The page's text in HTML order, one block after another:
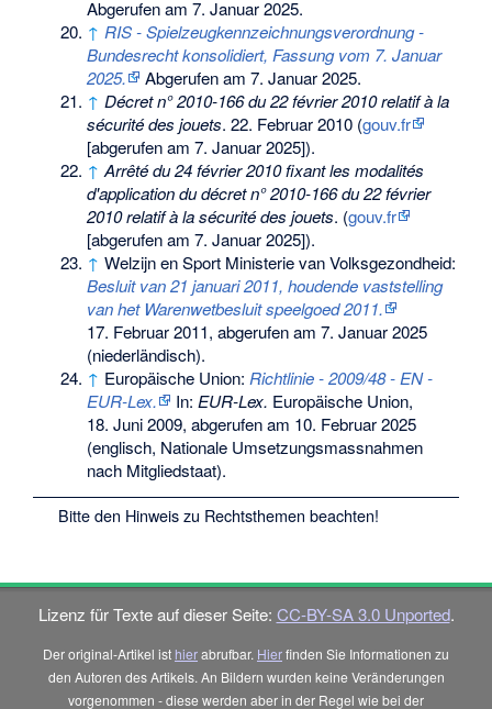
Abgerufen am 7. Januar 2025.
↑ RIS - Spielzeugkennzeichnungsverordnung -
Bundesrecht konsolidiert, Fassung vom 7. Januar
2025.
Abgerufen am 7. Januar 2025.
↑ Décret n° 2010-166 du 22 février 2010 relatif à la
sécurité des jouets. 22. Februar 2010 (gouv.fr
[abgerufen am 7. Januar 2025]).
↑ Arrêté du 24 février 2010 fixant les modalités
d'application du décret n° 2010-166 du 22 février
2010 relatif à la sécurité des jouets. (gouv.fr
[abgerufen am 7. Januar 2025]).
↑ Welzijn en Sport Ministerie van Volksgezondheid:
Besluit van 21 januari 2011, houdende vaststelling
van het Warenwetbesluit speelgoed 2011.
17. Februar 2011, abgerufen am 7. Januar 2025
(niederländisch).
↑ Europäische Union: Richtlinie - 2009/48 - EN -
EUR-Lex.
In: EUR-Lex. Europäische Union,
18. Juni 2009, abgerufen am 10. Februar 2025
(englisch, Nationale Umsetzungsmassnahmen
nach Mitgliedstaat).
Bitte den Hinweis zu Rechtsthemen beachten!
Lizenz für Texte auf dieser Seite: CC-BY-SA 3.0 Unported.
Der original-Artikel ist hierabrufbar. Hierfinden Sie Informationen zu
den Autoren des Artikels. An Bildern wurden keine Veränderungen
vorgenommen - diese werden aber in der Regel wie bei der